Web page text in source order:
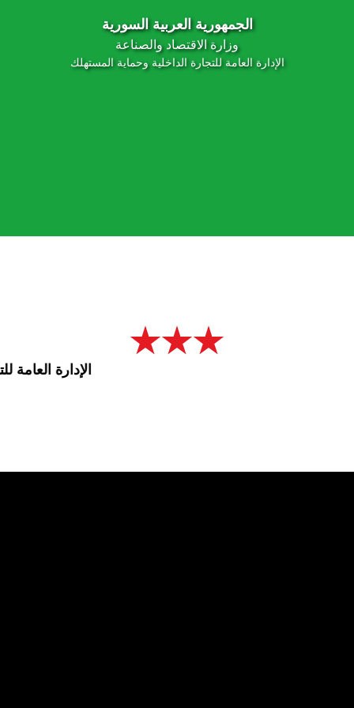
الجمهورية العربية السورية
وزارة الاقتصاد والصناعة
الإدارة العامة للتجارة الداخلية وحماية المستهلك
الإدارة العامة